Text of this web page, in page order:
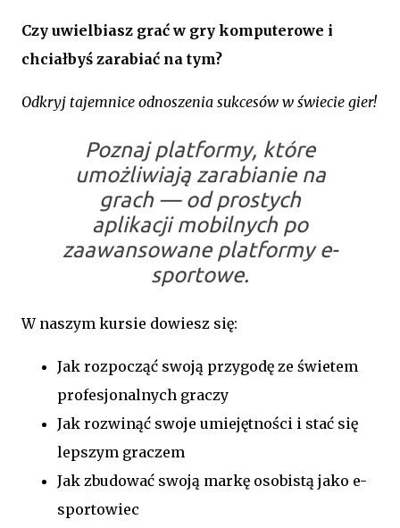
Czy uwielbiasz grać w gry komputerowe i
chciałbyś zarabiać na tym?
Odkryj tajemnice odnoszenia sukcesów w świecie gier!
Poznaj platformy, które
umożliwiają zarabianie na
grach — od prostych
aplikacji mobilnych po
zaawansowane platformy e-
sportowe.
W naszym kursie dowiesz się:
Jak rozpocząć swoją przygodę ze świetem
profesjonalnych graczy
Jak rozwinąć swoje umiejętności i stać się
lepszym graczem
Jak zbudować swoją markę osobistą jako e-
sportowiec